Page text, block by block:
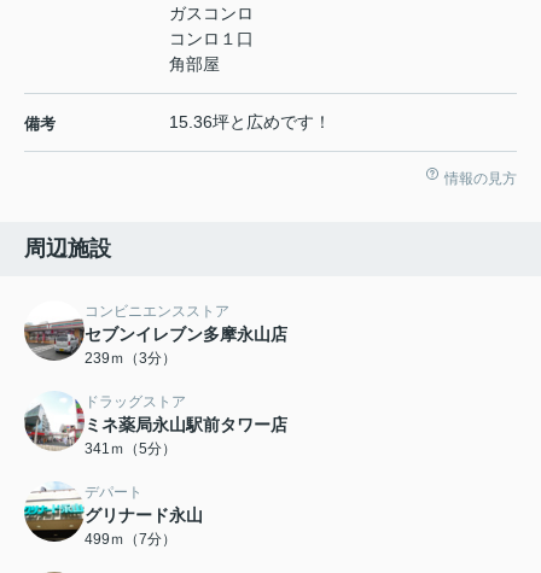
ガスコンロ
コンロ１口
角部屋
備考 15.36坪と広めです！
情報の見方
周辺施設
コンビニエンスストア
セブンイレブン多摩永山店
239ｍ（3分）
ドラッグストア
ミネ薬局永山駅前タワー店
341ｍ（5分）
デパート
グリナード永山
499ｍ（7分）